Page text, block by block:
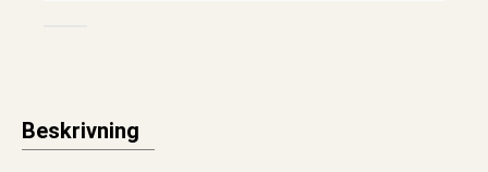
Beskrivning